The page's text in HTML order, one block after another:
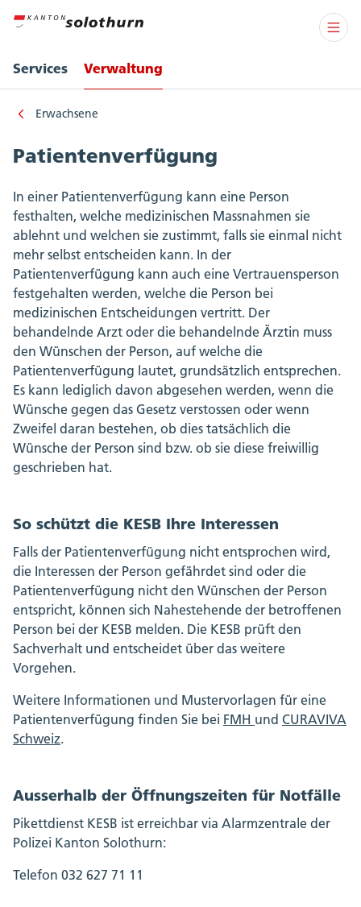
Services Verwaltung
Erwachsene
Patientenverfügung
In einer Patientenverfügung kann eine Person
festhalten, welche medizinischen Massnahmen sie
ablehnt und welchen sie zustimmt, falls sie einmal nicht
mehr selbst entscheiden kann. In der
Patientenverfügung kann auch eine Vertrauensperson
festgehalten werden, welche die Person bei
medizinischen Entscheidungen vertritt. Der
behandelnde Arzt oder die behandelnde Ärztin muss
den Wünschen der Person, auf welche die
Patientenverfügung lautet, grundsätzlich entsprechen.
Es kann lediglich davon abgesehen werden, wenn die
Wünsche gegen das Gesetz verstossen oder wenn
Zweifel daran bestehen, ob dies tatsächlich die
Wünsche der Person sind bzw. ob sie diese freiwillig
geschrieben hat.
So schützt die KESB Ihre Interessen
Falls der Patientenverfügung nicht entsprochen wird,
die Interessen der Person gefährdet sind oder die
Patientenverfügung nicht den Wünschen der Person
entspricht, können sich Nahestehende der betroffenen
Person bei der KESB melden. Die KESB prüft den
Sachverhalt und entscheidet über das weitere
Vorgehen.
Weitere Informationen und Mustervorlagen für eine
Patientenverfügung finden Sie bei FMH und CURAVIVA
Schweiz.
Ausserhalb der Öffnungszeiten für Notfälle
Pikettdienst KESB ist erreichbar via Alarmzentrale der
Polizei Kanton Solothurn:
Telefon 032 627 71 11